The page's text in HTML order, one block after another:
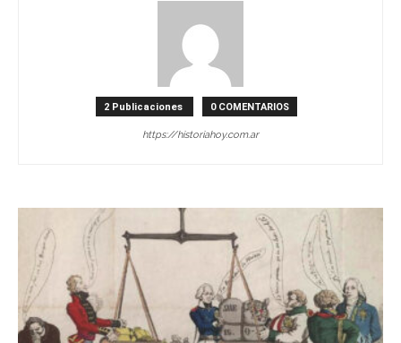
2 Publicaciones 0 COMENTARIOS
https://historiahoy.com.ar